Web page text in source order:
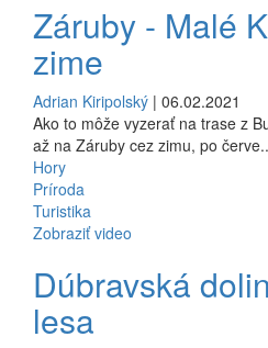
Záruby - Malé
zime
Adrian Kiripolský | 06.02.2021
Ako to môže vyzerať na trase z
až na Záruby cez zimu, po
Hory
Príroda
Turistika
Zobraziť video
Dúbravská
lesa